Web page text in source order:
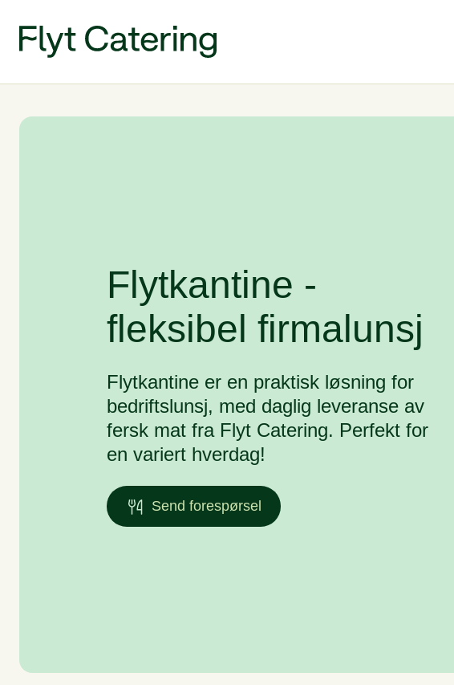
Flytkantine -
fleksibel firmalunsj
Flytkantine er en praktisk løsning for
bedriftslunsj, med daglig leveranse av
fersk mat fra Flyt Catering. Perfekt for
en variert hverdag!
Send forespørsel